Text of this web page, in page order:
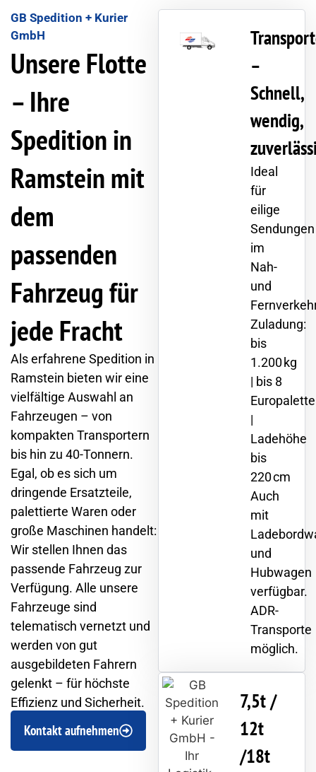
GB Spedition + Kurier
GmbH
Unsere Flotte
– Ihre
Spedition in
Ramstein mit
dem
passenden
Fahrzeug für
jede Fracht
Als erfahrene Spedition in
Ramstein bieten wir eine
vielfältige Auswahl an
Fahrzeugen – von
kompakten Transportern
bis hin zu 40-Tonnern.
Egal, ob es sich um
dringende Ersatzteile,
palettierte Waren oder
große Maschinen handelt:
Wir stellen Ihnen das
passende Fahrzeug zur
Verfügung. Alle unsere
Fahrzeuge sind
telematisch vernetzt und
werden von gut
ausgebildeten Fahrern
gelenkt – für höchste
Effizienz und Sicherheit.
Kontakt aufnehmen
–
Schnell,
wendig,
Ideal
für
eilige
Sendungen
im
Nah-
und
Zuladung:
bis
1.200 kg
| bis 8
|
Ladehöhe
bis
220 cm
Auch
mit
und
Hubwagen
verfügbar.
ADR-
Transporte
möglich.
7,5t /
12t
/18t